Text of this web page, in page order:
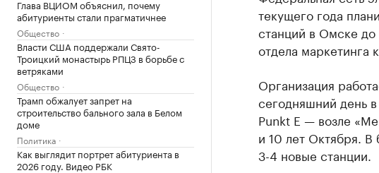
Глава ВЦИОМ объяснил, почему
абитуриенты стали прагматичнее
Общество
Власти США поддержали Свято-
Троицкий монастырь РПЦЗ в борьбе с
ветряками
Общество
Трамп обжалует запрет на
строительство бального зала в Белом
доме
Политика
Как выглядит портрет абитуриента в
2026 году. Видео РБК
текущего года
станций в Омске
отдела маркетинга
Организация
сегодняшний день
Punkt E — возле
и 10 лет Октября. В
3-4 новые станции.